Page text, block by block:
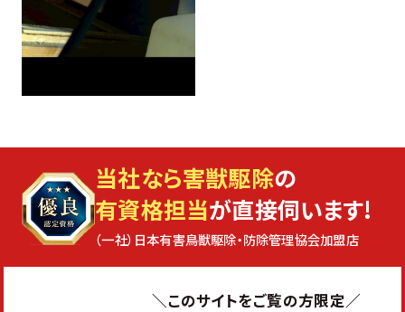
当社なら害獣駆除の
有資格担当が直接伺います!
（一社）日本有害鳥獣駆除・防除管理協会加盟店
＼このサイトをご覧の方限定／